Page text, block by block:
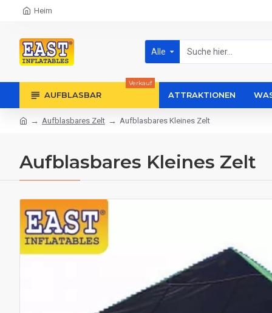
Heim
Alle
AUFBLASBAR
Verkauf
ATTRAKTIONEN
Aufblasbares Zelt Aufblasbares Kleines Zelt
Aufblasbares Kleines Zelt